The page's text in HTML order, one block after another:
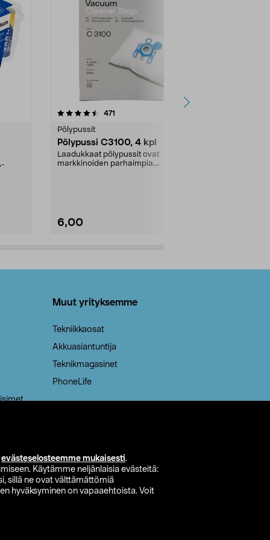
evästeselosteemme mukaisesti.
Käytämme neljänlaisia evästeitä:
sillä ne ovat välttämättömiä
hyväksyminen on vapaaehtoista. Voit
471
Pölypussit
Pölypussi C3100, 4 kpl
Laadukkaat pölypussit ovat
markkinoiden parhaimpia.
6,00
4.5viidestä
Muut yrityksemme
Tekniikkaosat
Akkuasiantuntija
Teknikmagasinet
PhoneLife